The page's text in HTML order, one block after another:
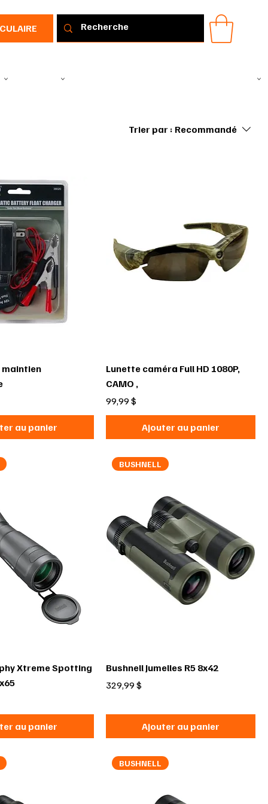
Trier par : Recommandé
maintien
au panier
Lunette caméra Full HD 1080P,
CAMO ,
Prix
99,99 $
Ajouter au panier
Xtreme Spotting
au panier
BUSHNELL
Bushnell Jumelles R5 8x42
Prix
329,99 $
Ajouter au panier
BUSHNELL